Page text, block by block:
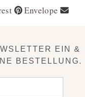
Envelope
EIN &
BESTELLUNG.